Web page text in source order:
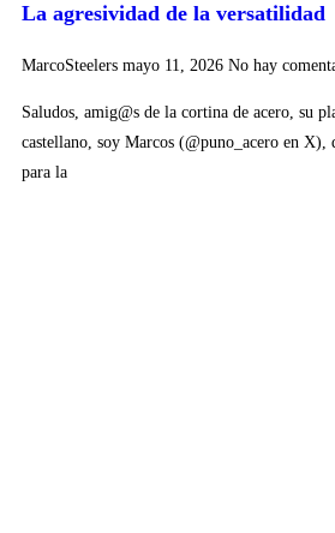
La agresividad de la versatilidad
MarcoSteelers mayo 11, 2026 No hay
Saludos, amig@s de la cortina de acero, su
castellano, soy Marcos (@puno_acero en X),
para la